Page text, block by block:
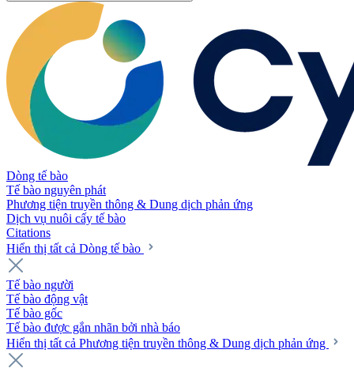
Dòng tế bào
Tế bào nguyên phát
Phương tiện truyền thông & Dung dịch phản ứng
Dịch vụ nuôi cấy tế bào
Citations
Hiển thị tất cả Dòng tế bào
Tế bào người
Tế bào động vật
Tế bào gốc
Tế bào được gắn nhãn bởi nhà báo
Hiển thị tất cả Phương tiện truyền thông & Dung dịch phản ứng